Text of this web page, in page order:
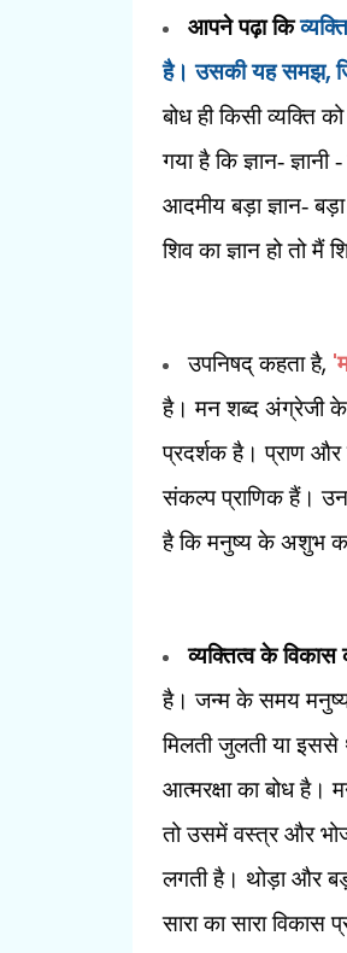
आपने पढ़ा कि
है। उसकी यह समझ,
बोध ही किसी व्यक्ति
गया है कि ज्ञान-
आदमीय बड़ा ज्ञान-
शिव का ज्ञान हो तो मैं
उपनिषद् कहता है, '
है। मन शब्द अंग्रेजी के
प्रदर्शक है। प्राण और
संकल्प प्राणिक हैं।
है कि मनुष्य के अशुभ
व्यक्तित्व के
है। जन्म के समय मनुष्य
मिलती जुलती या
आत्मरक्षा का बोध है।
तो उसमें वस्त्र और
लगती है। थोड़ा और
सारा का सारा विकास